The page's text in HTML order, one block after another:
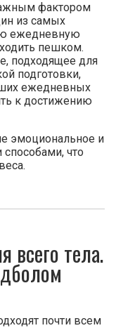
фактором
из самых
ежедневную
пешком.
подходящее для
подготовки,
ежедневных
к достижению
эмоциональное и
что
всего тела.
почти всем